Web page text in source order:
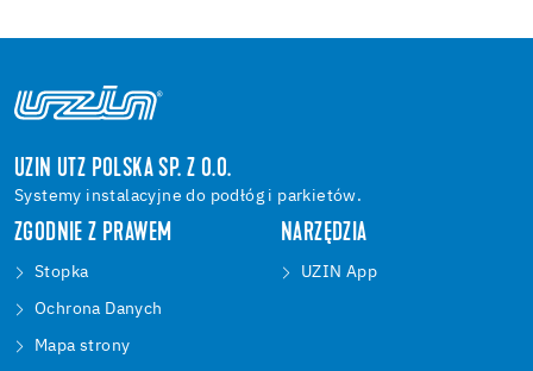
UZIN UTZ POLSKA SP. Z O.O.
Systemy instalacyjne do podłóg i parkietów.
ZGODNIE Z PRAWEM
Stopka
Ochrona Danych
Mapa strony
NARZĘDZIA
UZIN App